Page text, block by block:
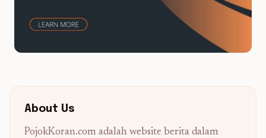
About Us
PojokKoran.com adalah website berita dalam